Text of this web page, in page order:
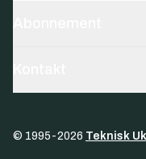
© 1995-2026 Teknisk